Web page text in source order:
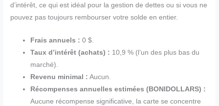
d’intérêt, ce qui est idéal pour la gestion de dettes ou si vous ne
pouvez pas toujours rembourser votre solde en entier.
Frais annuels : 0 $.
Taux d’intérêt (achats) : 10,9 % (l’un des plus bas du
marché).
Revenu minimal : Aucun.
Récompenses annuelles estimées (BONIDOLLARS) :
Aucune récompense significative, la carte se concentre